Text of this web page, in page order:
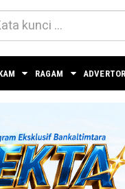
RAGAM